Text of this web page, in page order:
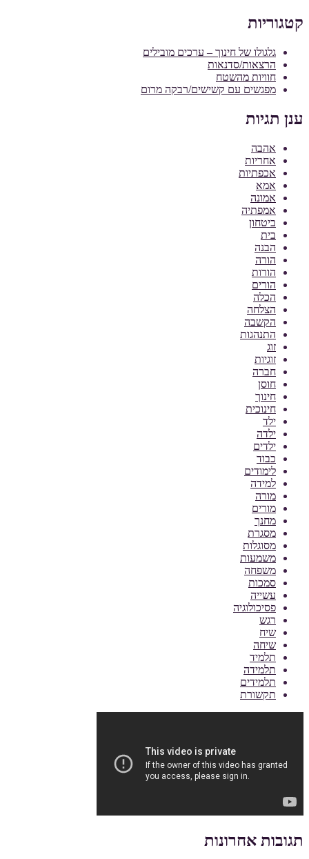
קטגוריות
גלגולו של חינוך – ערכים מובילים
הרצאות/סדנאות
חוויות מהשטח
מפגשים עם קשישים/רבקה מרום
ענן תגיות
אהבה
אחריות
אכפתיות
אמא
אמונה
אמפתיה
ביטחון
בית
הבנה
הורה
הורות
הורים
הכלה
הצלחה
הקשבה
התנהגות
זוג
זוגיות
חברה
חוסן
חינוך
חינוכית
ילד
ילדה
ילדים
כבוד
לימודים
למידה
מורה
מורים
מחנך
מסגרת
מסוגלות
משמעות
משפחה
סמכות
עשייה
פסיכולוגיה
רגש
שיח
שיחה
תלמיד
תלמידה
תלמידים
תקשורת
תגובות אחרונות